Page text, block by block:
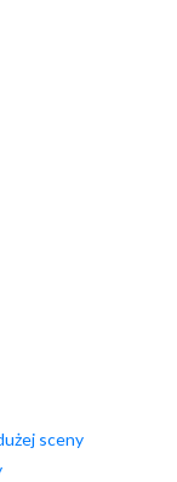
sceny